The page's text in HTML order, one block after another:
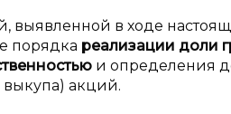
в ходе
порядка реализации доли
и определения
выкупа) акций.